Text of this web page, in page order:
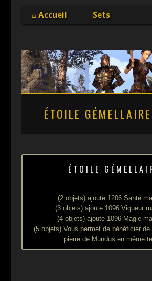
⌂ Accueil Sets
ÉTOILE
ÉTOILE
(2 objets) ajoute 1206 Santé
(3 objets) ajoute 1096 Vigueur
(4 objets) ajoute 1096 Magie
(5 objets) Vous permet de bénéficier
pierre de Mundus en même